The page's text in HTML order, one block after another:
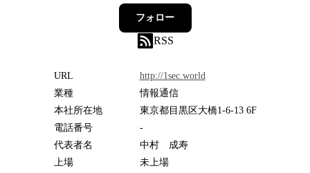
フォロー
RSS
URL
http://1sec.world
業種
情報通信
本社所在地
東京都目黒区大橋1-6-13 6F
電話番号
-
代表者名
中村 成寿
上場
未上場